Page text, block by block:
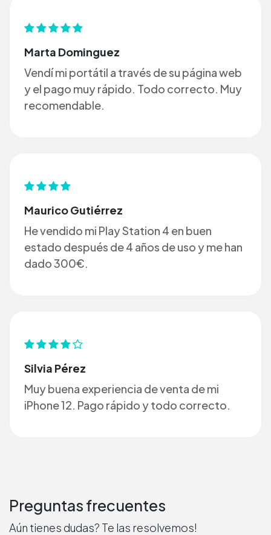
Marta Dominguez
Vendí mi portátil a través de su página web
y el pago muy rápido. Todo correcto. Muy
recomendable.
Maurico Gutiérrez
He vendido mi Play Station 4 en buen
estado después de 4 años de uso y me han
dado 300€.
Silvia Pérez
Muy buena experiencia de venta de mi
iPhone 12. Pago rápido y todo correcto.
Preguntas frecuentes
Aún tienes dudas? Te las resolvemos!